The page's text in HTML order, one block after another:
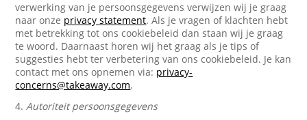
verwerking van je persoonsgegevens verwijzen wij je graag
naar onze privacy statement. Als je vragen of klachten hebt
met betrekking tot ons cookiebeleid dan staan wij je graag
te woord. Daarnaast horen wij het graag als je tips of
suggesties hebt ter verbetering van ons cookiebeleid. Je kan
contact met ons opnemen via: privacy-
concerns@takeaway.com.
4.Autoriteit persoonsgegevens